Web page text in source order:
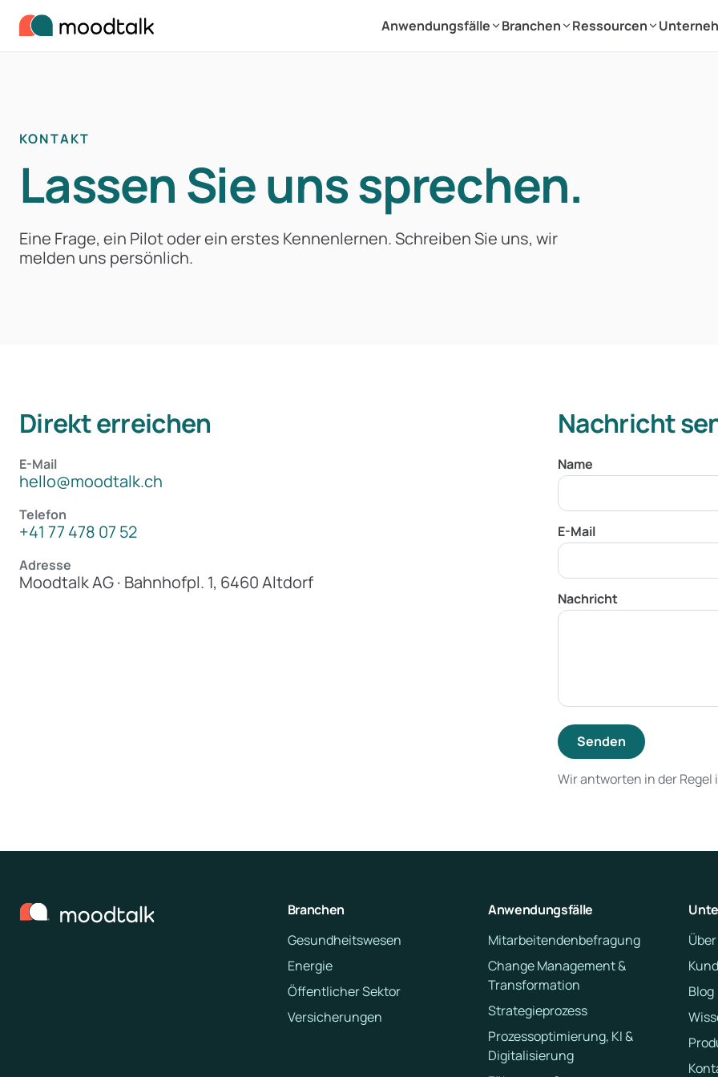
Anwendungsfälle
Branchen Ressourcen
KONTAKT
Lassen Sie uns sprechen.
Eine Frage, ein Pilot oder ein erstes Kennenlernen. Schreiben Sie uns, wir
melden uns persönlich.
Direkt erreichen
E-Mail
hello@moodtalk.ch
Telefon
+41 77 478 07 52
Adresse
Moodtalk AG · Bahnhofpl. 1, 6460 Altdorf
Nachricht
Name
E-Mail
Nachricht
Senden
Wir antworten in der
Branchen
Gesundheitswesen
Energie
Öffentlicher Sektor
Versicherungen
Anwendungsfälle
Mitarbeitendenbefragung
Change Management &
Transformation
Strategieprozess
Prozessoptimierung, KI &
Digitalisierung
Blog